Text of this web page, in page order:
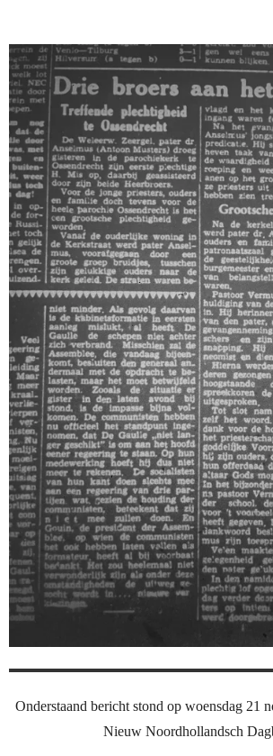
Onderstaand bericht stond op woensdag 21
Nieuw Noordhollandsch